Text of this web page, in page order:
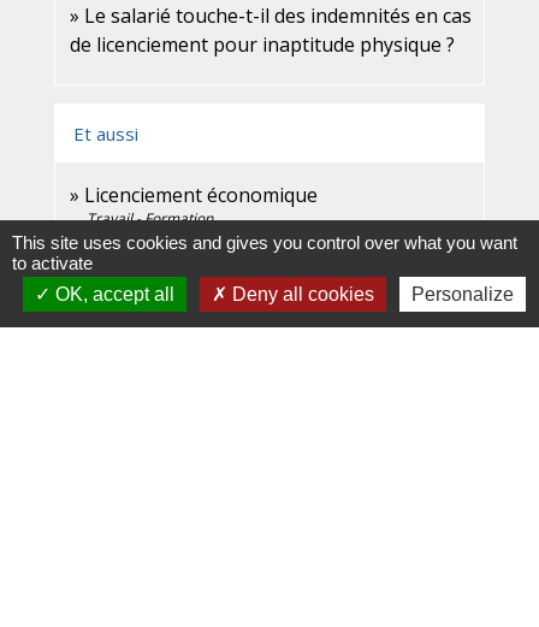
Le salarié touche-t-il des indemnités en cas
de licenciement pour inaptitude physique ?
Et aussi
Licenciement économique
Travail - Formation
Rupture du contrat de travail dans le
secteur privé
Travail - Formation
This site uses cookies and gives you control over what you want
to activate
OK, accept all
Deny all cookies Personalize